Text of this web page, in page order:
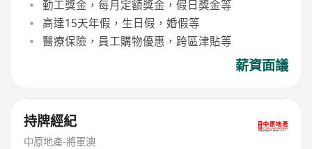
勤工獎金，每月定額獎金，假日獎金等
高達15天年假，生日假，婚假等
醫療保險，員工購物優惠，跨區津貼等
薪資面議
持牌經紀
中原地產-將軍澳